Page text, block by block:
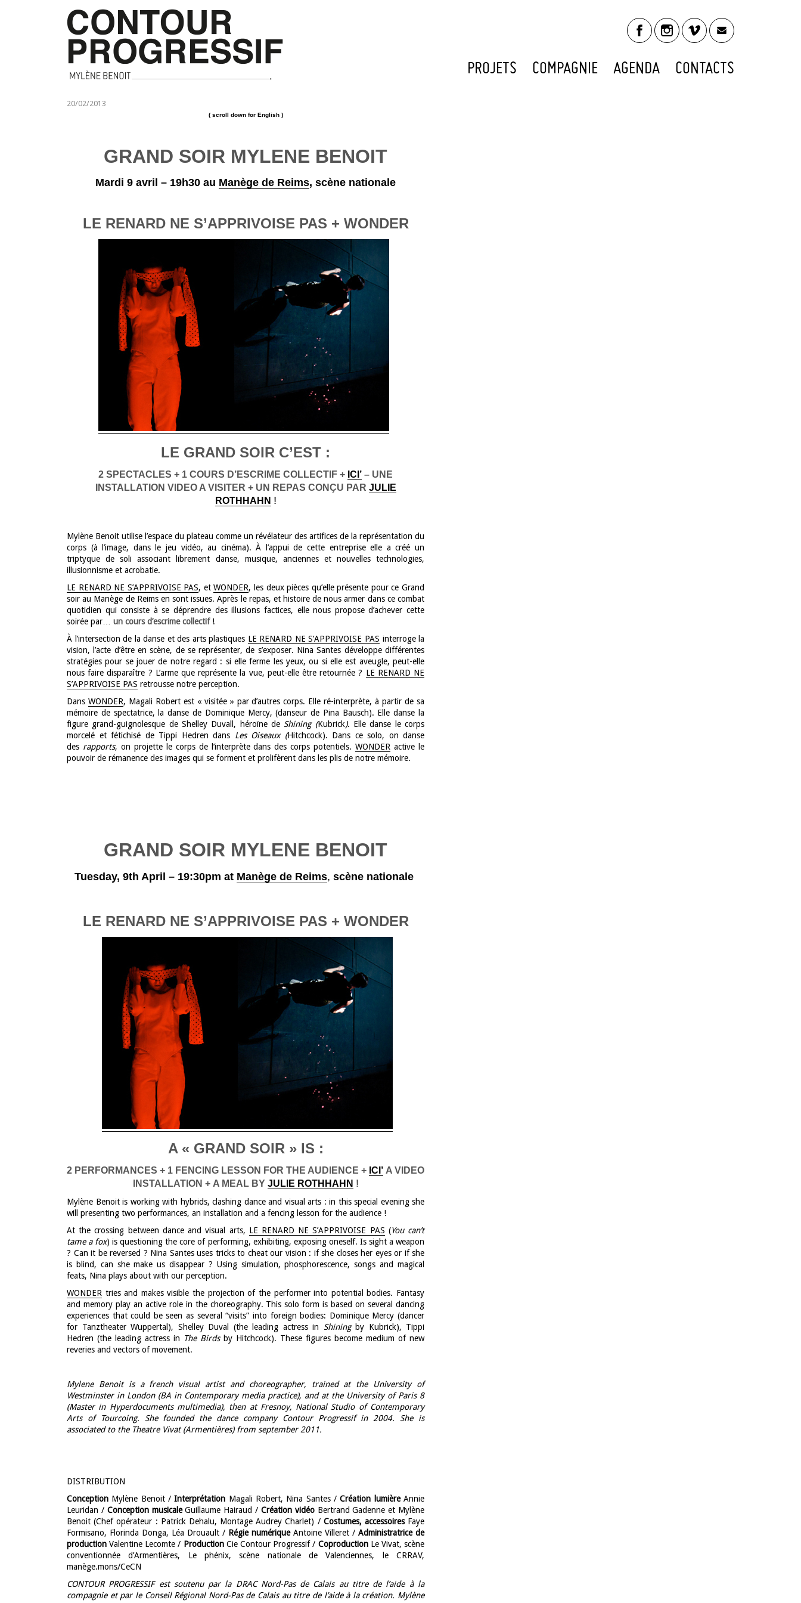
PROJETS COMPAGNIE AGENDA CONTACTS
20/02/2013
( scroll down for English )
GRAND SOIR MYLENE BENOIT
Mardi 9 avril – 19h30 au Manège de Reims, scène nationale
LE RENARD NE S’APPRIVOISE PAS + WONDER
LE GRAND SOIR C’EST :
2 SPECTACLES + 1 COURS D’ESCRIME COLLECTIF + ICI’ – UNE
INSTALLATION VIDEO A VISITER + UN REPAS CONÇU PAR JULIE
ROTHHAHN !
Mylène Benoit utilise l’espace du plateau comme un révélateur des artifices de la représentation du
corps (à l’image, dans le jeu vidéo, au cinéma). À l’appui de cette entreprise elle a créé un
triptyque de soli associant librement danse, musique, anciennes et nouvelles technologies,
illusionnisme et acrobatie.
LE RENARD NE S’APPRIVOISE PAS, etWONDER, les deux pièces qu’elle présente pour ce Grand
soir au Manège de Reims en sont issues. Après le repas, et histoire de nous armer dans ce combat
quotidien qui consiste à se déprendre des illusions factices, elle nous propose d’achever cette
soirée par… un cours d’escrime collectif !
À l’intersection de la danse et des arts plastiques LE RENARD NE S’APPRIVOISE PAS interroge la
vision, l’acte d’être en scène, de se représenter, de s’exposer. Nina Santes développe différentes
stratégies pour se jouer de notre regard : si elle ferme les yeux, ou si elle est aveugle, peut-elle
nous faire disparaître ? L’arme que représente la vue, peut-elle être retournée ? LE RENARD NE
S’APPRIVOISE PAS retrousse notre perception.
Dans WONDER, Magali Robert est « visitée » par d’autres corps. Elle ré-interprète, à partir de sa
mémoire de spectatrice, la danse de Dominique Mercy, (danseur de Pina Bausch). Elle danse la
figure grand-guignolesque de Shelley Duvall, héroïne de Shining (Kubrick). Elle danse le corps
morcelé et fétichisé de Tippi Hedren dans Les Oiseaux (Hitchcock). Dans ce solo, on danse
des rapports, on projette le corps de l’interprète dans des corps potentiels.WONDER active le
pouvoir de rémanence des images qui se forment et prolifèrent dans les plis de notre mémoire.
GRAND SOIR MYLENE BENOIT
Tuesday, 9th April – 19:30pm at Manège de Reims, scène nationale
LE RENARD NE S’APPRIVOISE PAS + WONDER
A « GRAND SOIR » IS :
2 PERFORMANCES + 1 FENCING LESSON FOR THE AUDIENCE + ICI’ A VIDEO
INSTALLATION + A MEAL BY JULIE ROTHHAHN !
Mylène Benoit is working with hybrids, clashing dance and visual arts : in this special evening she
will presenting two performances, an installation and a fencing lesson for the audience !
At the crossing between dance and visual arts, LE RENARD NE S’APPRIVOISE PAS (You can’t
tame a fox) is questioning the core of performing, exhibiting, exposing oneself. Is sight a weapon
? Can it be reversed ? Nina Santes uses tricks to cheat our vision : if she closes her eyes or if she
is blind, can she make us disappear ? Using simulation, phosphorescence, songs and magical
feats, Nina plays about with our perception.
WONDER tries and makes visible the projection of the performer into potential bodies. Fantasy
and memory play an active role in the choreography. This solo form is based on several dancing
experiences that could be seen as several “visits” into foreign bodies: Dominique Mercy (dancer
for Tanztheater Wuppertal), Shelley Duval (the leading actress in Shiningby Kubrick), Tippi
Hedren (the leading actress in The Birdsby Hitchcock). These figures become medium of new
reveries and vectors of movement.
Mylene Benoit is a french visual artist and choreographer, trained at the University of
Westminster in London (BA in Contemporary media practice), and at the University of Paris 8
(Master in Hyperdocuments multimedia), then at Fresnoy, National Studio of Contemporary
Arts of Tourcoing. She founded the dance company Contour Progressif in 2004. She is
associated to the Theatre Vivat (Armentières) from september 2011.
DISTRIBUTION
Conception Mylène Benoit /Interprétation Magali Robert, Nina Santes / Création lumière Annie
Leuridan / Conception musicale Guillaume Hairaud / Création vidéo Bertrand Gadenne et Mylène
Benoit (Chef opérateur : Patrick Dehalu, Montage Audrey Charlet) / Costumes, accessoiresFaye
Formisano, Florinda Donga, Léa Drouault / Régie numériqueAntoine Villeret / Administratrice de
production Valentine Lecomte / Production Cie Contour Progressif / CoproductionLe Vivat, scène
conventionnée d’Armentières, Le phénix, scène nationale de Valenciennes, le CRRAV,
manège.mons/CeCN
CONTOUR PROGRESSIF est soutenu par la DRAC Nord-Pas de Calais au titre de l’aide à la
compagnie et par le Conseil Régional Nord-Pas de Calais au titre de l’aide à la création. Mylène